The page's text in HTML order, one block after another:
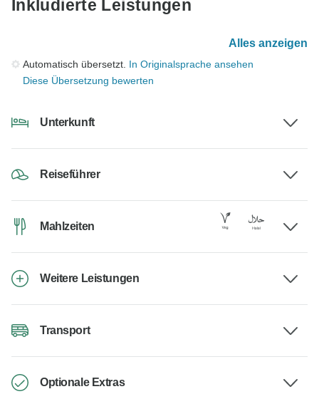
Inkludierte Leistungen
Alles anzeigen
Automatisch übersetzt. In Originalsprache ansehen
Diese Übersetzung bewerten
Unterkunft
Reiseführer
Mahlzeiten
Weitere Leistungen
Transport
Optionale Extras